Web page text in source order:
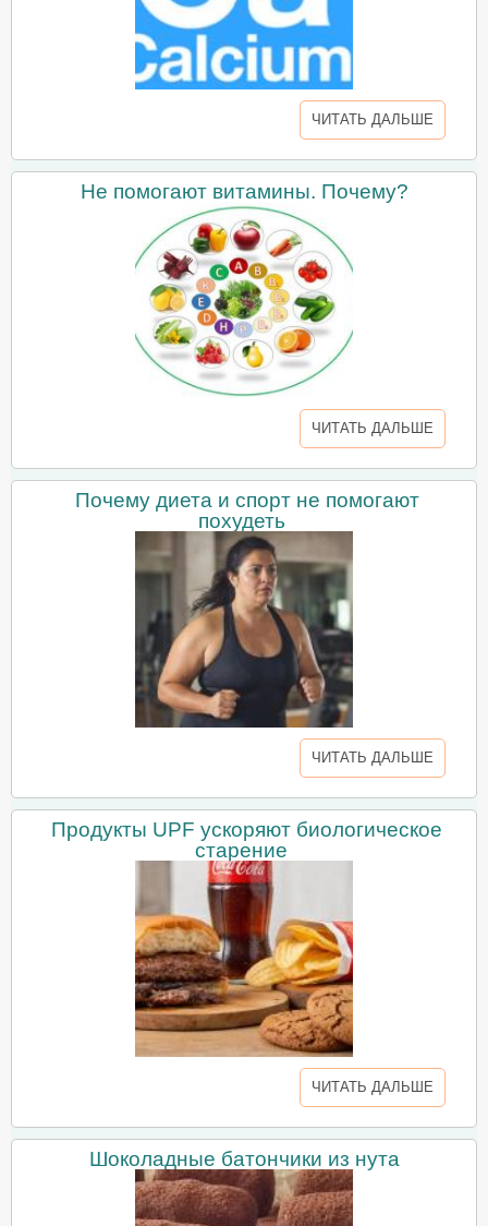
ЧИТАТЬ ДАЛЬШЕ
Не помогают витамины. Почему?
ЧИТАТЬ ДАЛЬШЕ
Почему диета и спорт не помогают
похудеть
ЧИТАТЬ ДАЛЬШЕ
Продукты UPF ускоряют биологическое
старение
ЧИТАТЬ ДАЛЬШЕ
Шоколадные батончики из нута